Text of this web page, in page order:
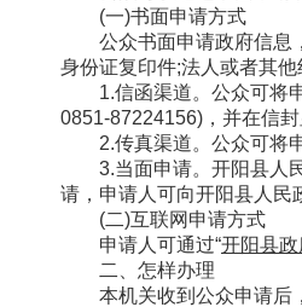
(一)书面申请方式
公众书面申请政府信息
身份证复印件;法人或者其
1.信函渠道。公众可将
0851-87224156)，并在信
2.传真渠道。公众可将
3.当面申请。开阳县人
请，申请人可向开阳县人民
(二)互联网申请方式
申请人可通过“开阳县
二、怎样办理
本机关收到公众申请后